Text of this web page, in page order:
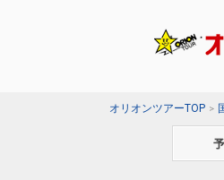
オリオンツアーTOP